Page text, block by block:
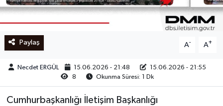
Paylaş A- A+
Necdet ERGÜL 15.06.2026 - 21:48
15.06.2026 - 21:55
8
Okunma Süresi: 1 Dk
Cumhurbaşkanlığı İletişim Başkanlığı
İzmir
İletişim
Künye
Yerel